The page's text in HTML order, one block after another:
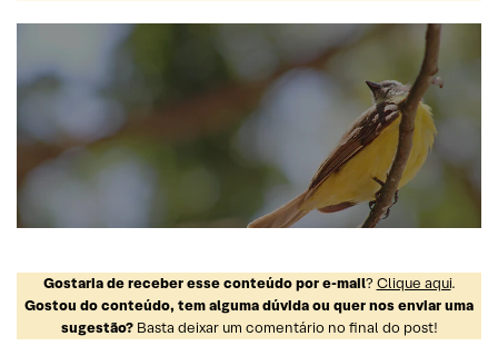
Gostaria de receber esse conteúdo por e-mail? Clique aqui.
Gostou do conteúdo, tem alguma dúvida ou quer nos enviar uma
sugestão?Basta deixar um comentário no final do post!